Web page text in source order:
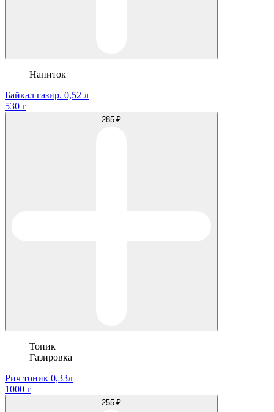
Напиток
Байкал газир. 0,52 л
530 г
285 ₽
Тоник
Газировка
Рич тоник 0,33л
1000 г
255 ₽